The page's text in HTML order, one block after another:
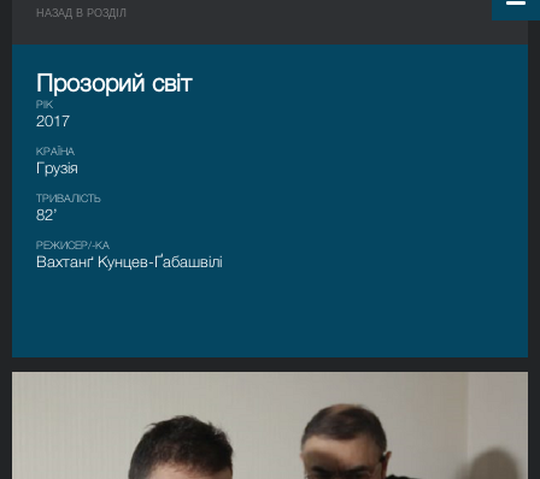
НАЗАД В РОЗДIЛ
Прозорий світ
РІК
2017
КРАЇНА
Грузія
ТРИВАЛІСТЬ
82’
РЕЖИСЕР/-КА
Вахтанґ Кунцев-Ґабашвілі